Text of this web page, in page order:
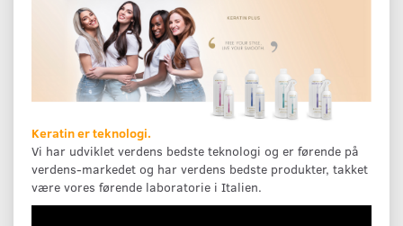
Keratin er teknologi.
Vi har udviklet verdens bedste teknologi og er førende på
verdens-markedet og har verdens bedste produkter, takket
være vores førende laboratorie i Italien.